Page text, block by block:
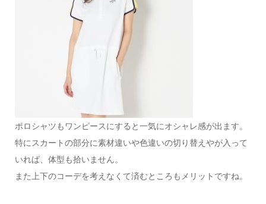
ポロシャツもワンピースにすると一気にオシャレ感が出ます。
特にスカートの部分に素材違いや色違いの切り替えやが入って
いれば、体型も拾いません。
また上下のコーデを考えなくて済むところもメリットですね。